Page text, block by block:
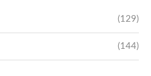
(129)
(144)